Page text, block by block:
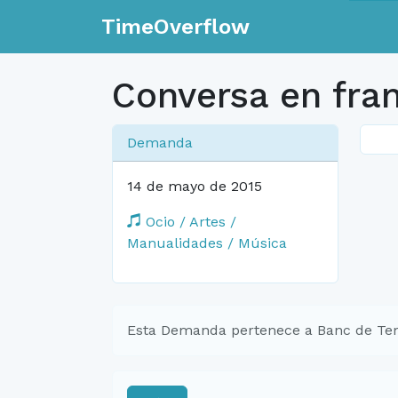
TimeOverflow
Conversa en
Demanda
14 de mayo de 2015
Ocio / Artes /
Manualidades / Música
Esta Demanda pertenece a Banc de